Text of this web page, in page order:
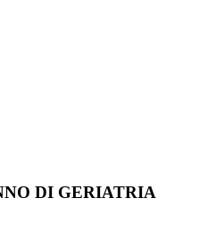
DI GERIATRIA